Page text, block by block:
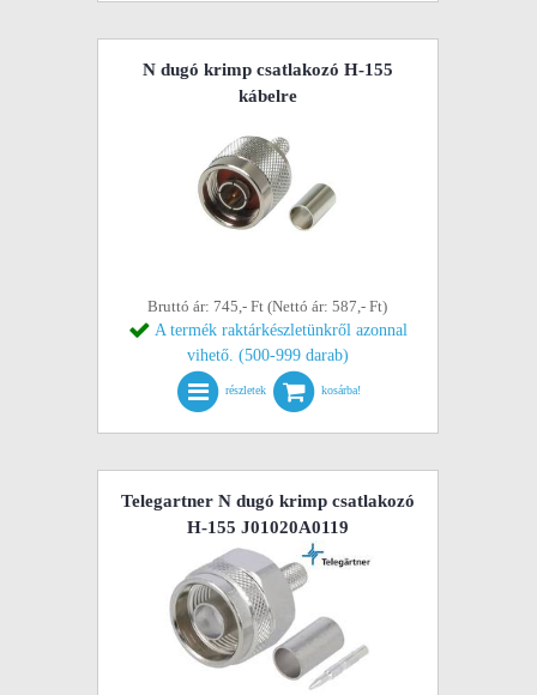
N dugó krimp csatlakozó H-155
kábelre
Bruttó ár: 745,- Ft (Nettó ár: 587,- Ft)
A termék raktárkészletünkről azonnal
vihető. (500-999 darab)
részletek kosárba!
Telegartner N dugó krimp csatlakozó
H-155 J01020A0119